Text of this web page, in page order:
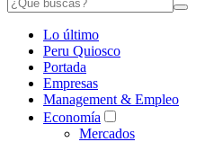
Lo último
Peru Quiosco
Portada
Empresas
Management & Empleo
Economía
Mercados